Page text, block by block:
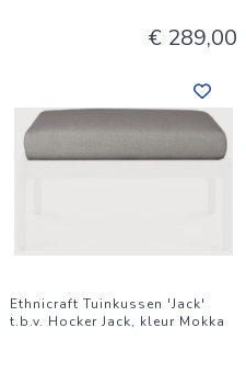
€ 289,00
Ethnicraft Tuinkussen 'Jack'
t.b.v. Hocker Jack, kleur Mokka